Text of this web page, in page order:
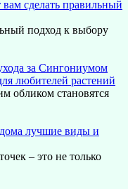
сделать правильный
подход к выбору
за Сингониумом
любителей растений
обликом становятся
лучшие виды и
– это не только